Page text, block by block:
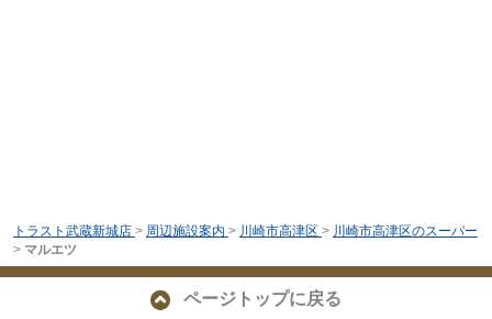
トラスト武蔵新城店 > 周辺施設案内 > 川崎市高津区 > 川崎市高津区のスーパー
> マルエツ
ページトップに戻る